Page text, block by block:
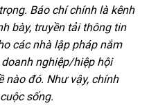
Báo chí chính là kênh
bày, truyền tải thông tin
các nhà lập pháp nắm
nghiệp/hiệp hội
nào đó. Như vậy, chính
sống.